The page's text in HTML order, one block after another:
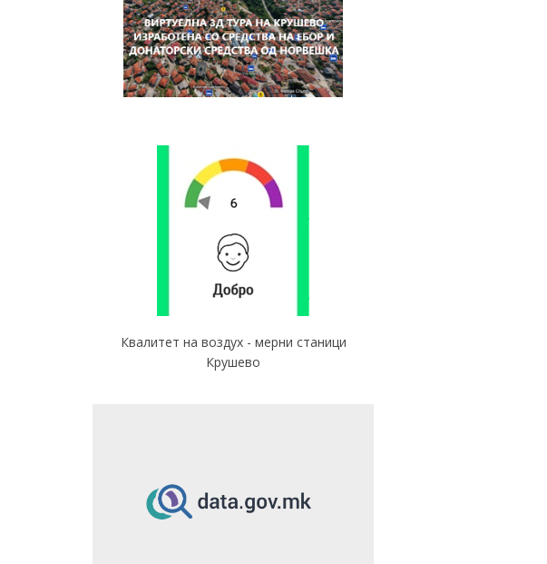
Квалитет на воздух - мерни станици
Крушево